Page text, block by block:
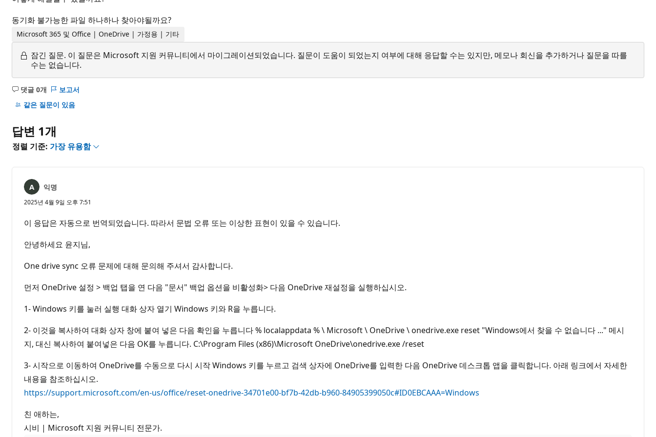
동기화 불가능한 파일 하나하나 찾아야될까요?
Microsoft 365 및 Office | OneDrive | 가정용 | 기타
잠긴 질문. 이 질문은 Microsoft 지원 커뮤니티에서 마이그레이션되었습니다. 질문이 도움이 되었는지 여부에 대해 응답할 수는 있지만, 메모나 회신을 추가하거나 질문을 따를
수는 없습니다.
댓글 0개
설
명
음
보고서
같은 질문이 있음
답변 1개
정렬 기준: 가장 유용함
익명
2025년 4월 9일 오후 7:51
이 응답은 자동으로 번역되었습니다. 따라서 문법 오류 또는 이상한 표현이 있을 수 있습니다.
안녕하세요 윤지님,
One drive sync 오류 문제에 대해 문의해 주셔서 감사합니다.
먼저 OneDrive 설정 > 백업 탭을 연 다음 "문서" 백업 옵션을 비활성화> 다음 OneDrive 재설정을 실행하십시오.
1- Windows 키를 눌러 실행 대화 상자 열기 Windows 키와 R을 누릅니다.
2- 이것을 복사하여 대화 상자 창에 붙여 넣은 다음 확인을 누릅니다 % localappdata % \ Microsoft \ OneDrive \ onedrive.exe reset "Windows에서 찾을 수 없습니다 ..." 메시
지, 대신 복사하여 붙여넣은 다음 OK를 누릅니다. C:\Program Files (x86)\Microsoft OneDrive\onedrive.exe /reset
3- 시작으로 이동하여 OneDrive를 수동으로 다시 시작 Windows 키를 누르고 검색 상자에 OneDrive를 입력한 다음 OneDrive 데스크톱 앱을 클릭합니다. 아래 링크에서 자세한
내용을 참조하십시오.
https://support.microsoft.com/en-us/office/reset-onedrive-34701e00-bf7b-42db-b960-84905399050c#ID0EBCAAA=Windows
친 애하는,
시비 | Microsoft 지원 커뮤니티 전문가.